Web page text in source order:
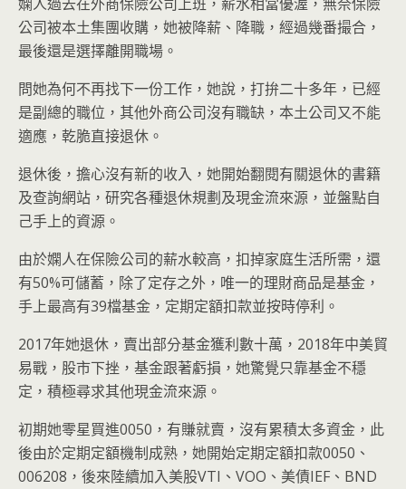
公司被本土集團收購，她被降薪、降職，經過幾番撮合，
最後還是選擇離開職場。
問她為何不再找下一份工作，她說，打拚二十多年，已經
是副總的職位，其他外商公司沒有職缺，本土公司又不能
適應，乾脆直接退休。
退休後，擔心沒有新的收入，她開始翻閱有關退休的書籍
及查詢網站，研究各種退休規劃及現金流來源，並盤點自
己手上的資源。
由於嫻人在保險公司的薪水較高，扣掉家庭生活所需，還
有50%可儲蓄，除了定存之外，唯一的理財商品是基金，
手上最高有39檔基金，定期定額扣款並按時停利。
2017年她退休，賣出部分基金獲利數十萬，2018年中美貿
易戰，股市下挫，基金跟著虧損，她驚覺只靠基金不穩
定，積極尋求其他現金流來源。
初期她零星買進0050，有賺就賣，沒有累積太多資金，此
後由於定期定額機制成熟，她開始定期定額扣款0050、
006208，後來陸續加入美股VTI、VOO、美債IEF、BND